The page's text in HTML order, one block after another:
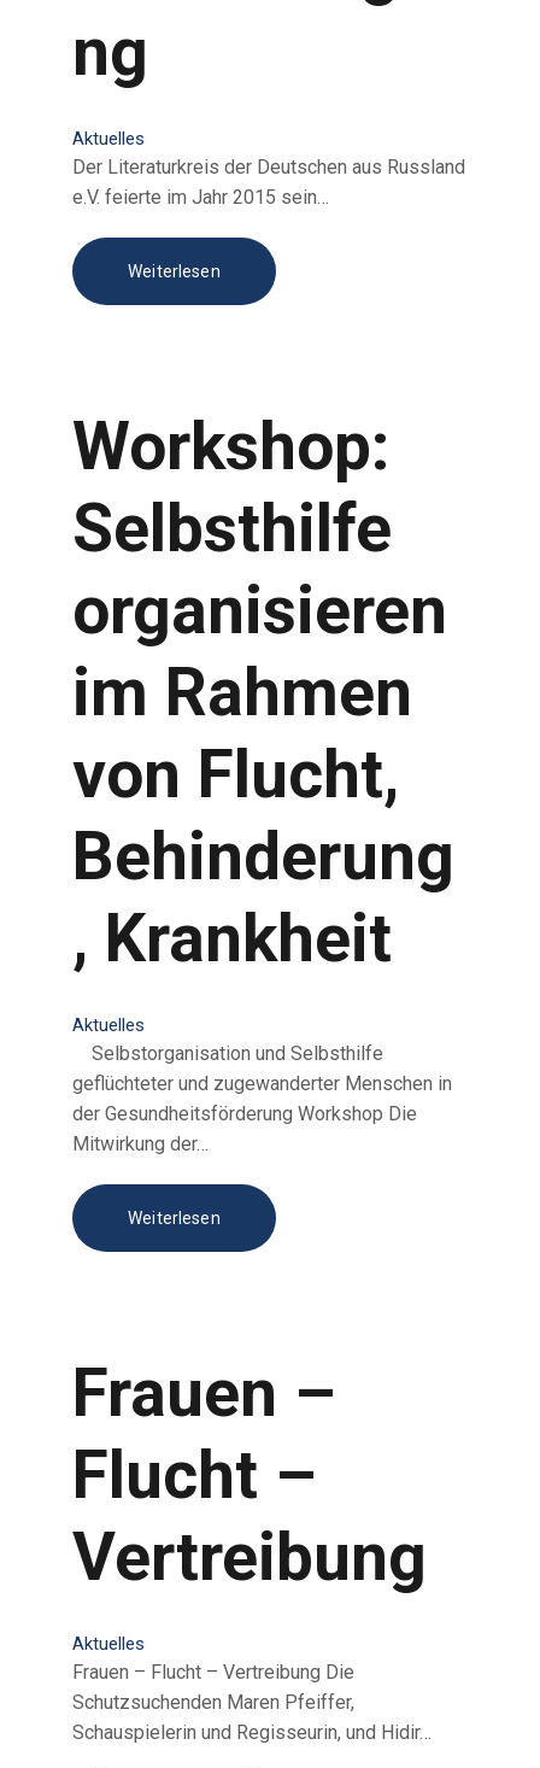
GRUSSWORTE
ng
Aktuelles
Der Literaturkreis der Deutschen aus Russland
e.V. feiertе im Jahr 2015 sein…
Weiterlesen
Workshop:
Selbsthilfe
organisieren
im Rahmen
von Flucht,
Behinderung
, Krankheit
Aktuelles
Selbstorganisation und Selbsthilfe
geflüchteter und zugewanderter Menschen in
der Gesundheitsförderung Workshop Die
Mitwirkung der…
Weiterlesen
Frauen –
Flucht –
Vertreibung
Aktuelles
Frauen – Flucht – Vertreibung Die
Schutzsuchenden Maren Pfeiffer,
Schauspielerin und Regisseurin, und Hidir…